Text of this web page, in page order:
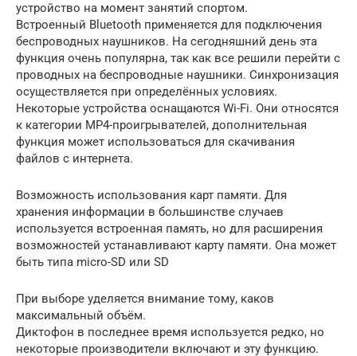
устройство на момент занятий спортом.
Встроенный Bluetooth применяется для подключения
беспроводных наушников. На сегодняшний день эта
функция очень популярна, так как все решили перейти с
проводных на беспроводные наушники. Синхронизация
осуществляется при определённых условиях.
Некоторые устройства оснащаются Wi-Fi. Они относятся
к категории MP4-проигрывателей, дополнительная
функция может использоваться для скачивания
файлов с интернета.
Возможность использования карт памяти. Для
хранения информации в большинстве случаев
используется встроенная память, но для расширения
возможностей устанавливают карту памяти. Она может
быть типа micro-SD или SD
При выборе уделяется внимание тому, каков
максимальный объём.
Диктофон в последнее время используется редко, но
некоторые производители включают и эту функцию.